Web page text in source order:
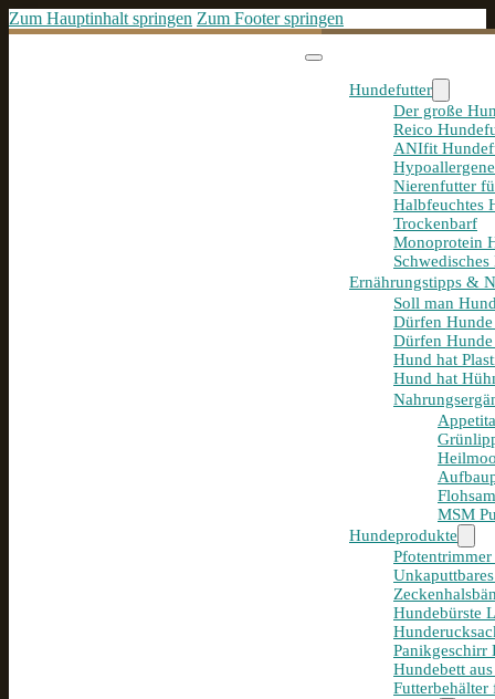
Zum Hauptinhalt springen Zum Footer springen
Hundefutter
Der große
Reico
ANIfit
Nierenfutter
Halbfeuchtes
Trockenbarf
Monoprotein
Ernährungstipps &
Soll man
Dürfen
Dürfen Hunde
Hund hat
Hund hat
MSM
Hundeprodukte
Hundebürste
Panikgeschirr
Hundebett